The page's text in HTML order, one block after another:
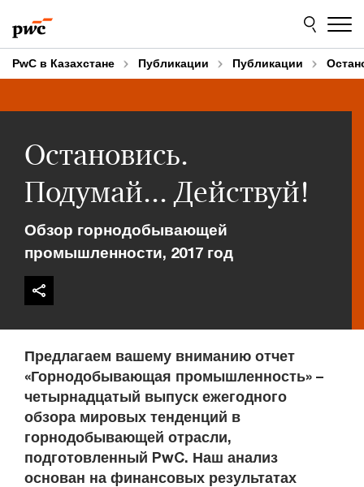
to
content
to
footer
PwC в Казахстане Публикации Публикации
Остановись.
Подумай... Действуй!
Обзор горнодобывающей
промышленности, 2017 год
Предлагаем вашему вниманию отчет
«Горнодобывающая промышленность» –
четырнадцатый выпуск ежегодного
обзора мировых тенденций в
горнодобывающей отрасли,
подготовленный PwC. Наш анализ
основан на финансовых результатах